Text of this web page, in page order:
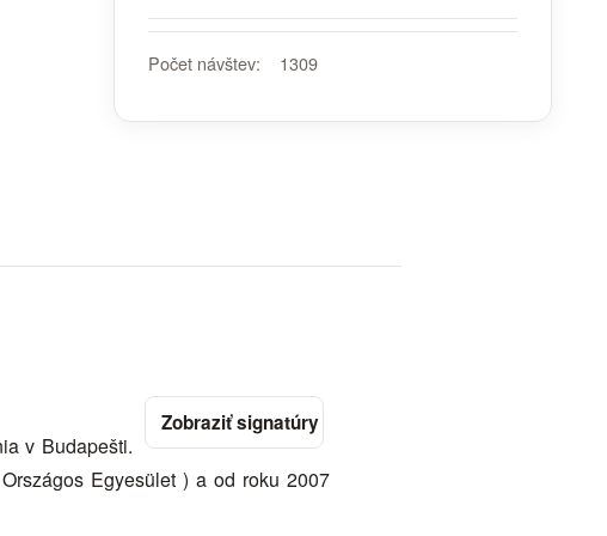
Počet návštev: 1309
v Budapešti.
Egyesület ) a od roku 2007